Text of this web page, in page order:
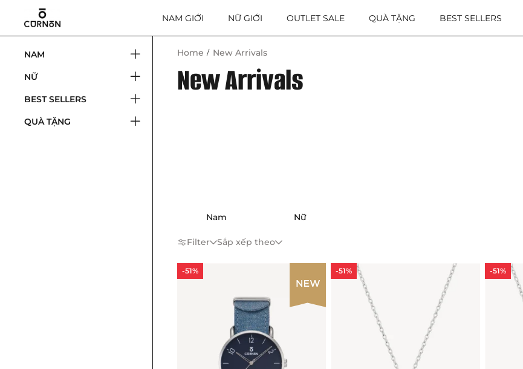
NAM GIỚI NỮ GIỚI OUTLET SALE QUÀ TẶNG BEST SELLERS
NAM
NỮ
BEST SELLERS
QUÀ TẶNG
Home New Arrivals
New Arrivals
Nam Nữ
Filter Sắp xếp theo
-51% -51% -51%